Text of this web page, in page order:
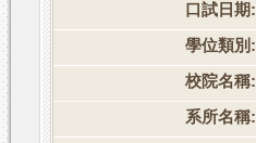
口試日期:
學位類別:
校院名稱:
系所名稱: